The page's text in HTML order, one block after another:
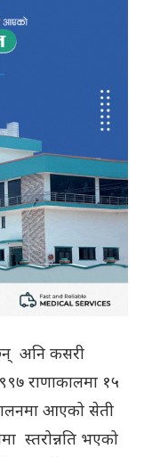
अनि कसरी
राणाकालमा १५
आएको सेती
स्तरोन्नति भएको